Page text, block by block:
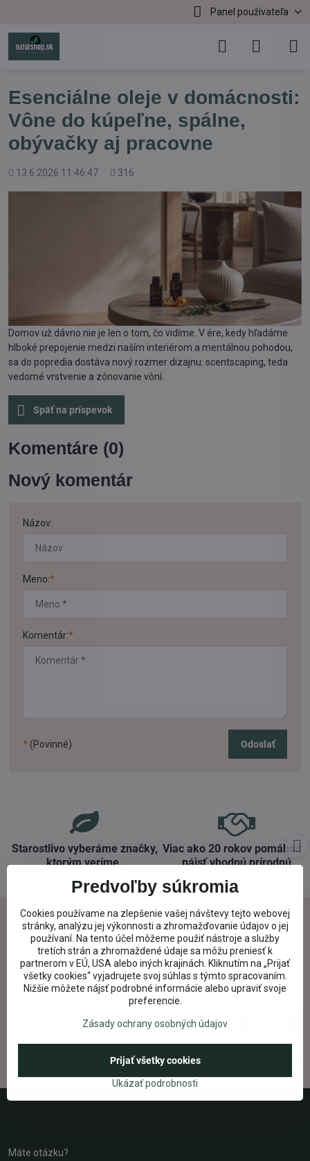
Panel používateľa
Esenciálne oleje v domácnosti:
Vône do kúpeľne, spálne,
obývačky aj pracovne
Pridané
13.6.2026 11:46:47
Počet
316
Domov už dávno nie je len o tom, čo vidíme. V ére, kedy hľadáme
hlboké prepojenie medzi naším interiérom a mentálnou pohodou,
sa do popredia dostáva nový rozmer dizajnu: scentscaping, teda
vedomé vrstvenie a zónovanie vôní.
Späť na príspevok
Komentáre (0)
Nový komentár
Názov:
Meno:*
Komentár:*
* (Povinné) Odoslať
Starostlivo vyberáme značky,
ktorým veríme​.
Viac ako 20 rokov
nájsť vhodnú prírodnú
Newsletter
Buďte prví, ktorí sa všetko dozvedia:
Chcem sa prihlásiť k odberu NEWSLETTRA - noviniek e-mailom
Máte otázku?
Predvoľby súkromia
Cookies používame na zlepšenie vašej návštevy tejto webovej
stránky, analýzu jej výkonnosti a zhromažďovanie údajov o jej
používaní. Na tento účel môžeme použiť nástroje a služby
tretích strán a zhromaždené údaje sa môžu preniesť k
partnerom v EÚ, USA alebo iných krajinách. Kliknutím na „Prijať
všetky cookies“ vyjadrujete svoj súhlas s týmto spracovaním.
Nižšie môžete nájsť podrobné informácie alebo upraviť svoje
preferencie.
Zásady ochrany osobných údajov
Ukázať podrobnosti
Prijať všetky cookies